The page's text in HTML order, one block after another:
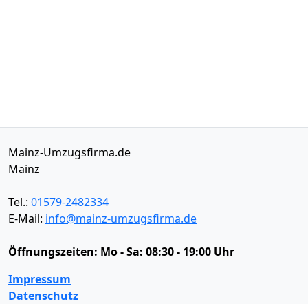
Mainz-Umzugsfirma.de
Mainz
Tel.: 01579-2482334
E-Mail: info@mainz-umzugsfirma.de
Öffnungszeiten: Mo - Sa: 08:30 - 19:00 Uhr
Impressum
Datenschutz